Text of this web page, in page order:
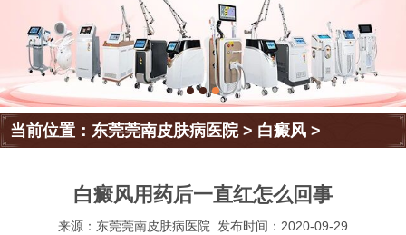
当前位置：东莞莞南皮肤病医院> 白癜风 >
白癜风用药后一直红怎么回事
来源：东莞莞南皮肤病医院 发布时间：2020-09-29